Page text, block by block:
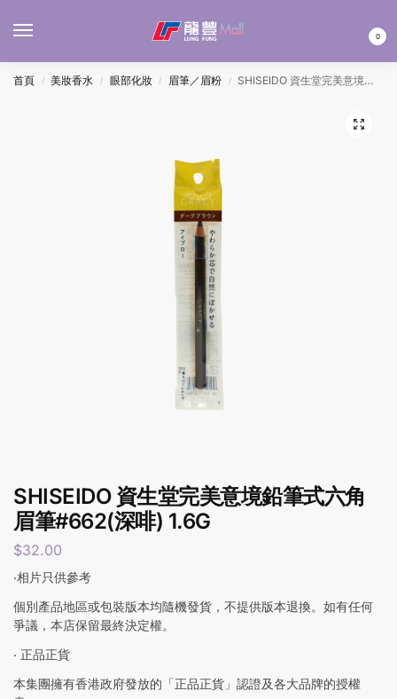
0
首頁 / 美妝香水 / 眼部化妝 / 眉筆／眉粉 / SHISEIDO 資生堂完美意境鉛筆式六角眉筆#662(深啡) 1.6G
SHISEIDO 資生堂完美意境鉛筆式六角
眉筆#662(深啡) 1.6G
$32.00
‧相片只供參考
個別產品地區或包裝版本均隨機發貨，不提供版本退換。如有任何
爭議，本店保留最終決定權。
‧ 正品正貨
本集團擁有香港政府發放的「正品正貨」認證及各大品牌的授權